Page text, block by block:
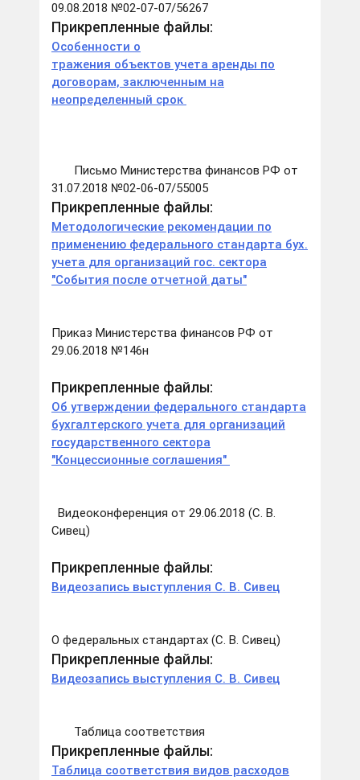
09.08.2018 №02-07-07/56267
Прикрепленные файлы:
Особенности о
тражения объектов учета аренды по
договорам, заключенным на
неопределенный срок
Письмо Министерства финансов РФ от
31.07.2018 №02-06-07/55005
Прикрепленные файлы:
Методологические рекомендации по
применению федерального стандарта бух.
учета для организаций гос. сектора
"События после отчетной даты"
Приказ Министерства финансов РФ от
29.06.2018 №146н
Прикрепленные файлы:
Об утверждении федерального стандарта
бухгалтерского учета для организаций
государственного сектора
"Концессионные соглашения"
Видеоконференция от 29.06.2018 (С. В.
Сивец)
Прикрепленные файлы:
Видеозапись выступления С. В. Сивец
О федеральных стандартах (С. В. Сивец)
Прикрепленные файлы:
Видеозапись выступления С. В. Сивец
Таблица соответствия
Прикрепленные файлы:
Таблица соответствия видов расходов